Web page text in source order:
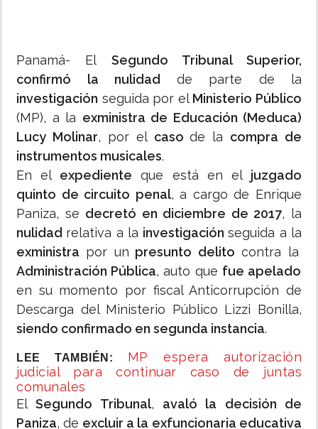
Panamá- El Segundo Tribunal Superior,
confirmó la nulidad de parte de la
investigación seguida por el Ministerio Público
(MP), a la exministra de Educación (Meduca)
Lucy Molinar, por el casode la compra de
instrumentos musicales.
En el expediente que está en el juzgado
quinto de circuito penal, a cargo de Enrique
Paniza, se decretó en diciembre de 2017, la
nulidad relativa a la investigaciónseguida a la
exministra por un presunto delito contra la
Administración Pública, auto que fue apelado
en su momento por fiscal Anticorrupción de
Descarga del Ministerio Público Lizzi Bonilla,
siendo confirmado en segunda instancia.
LEE TAMBIÉN: MP espera autorización
judicial para continuar caso de juntas
comunales
ElSegundo Tribunal, avaló la decisión de
Paniza, de excluir a la exfuncionaria educativa